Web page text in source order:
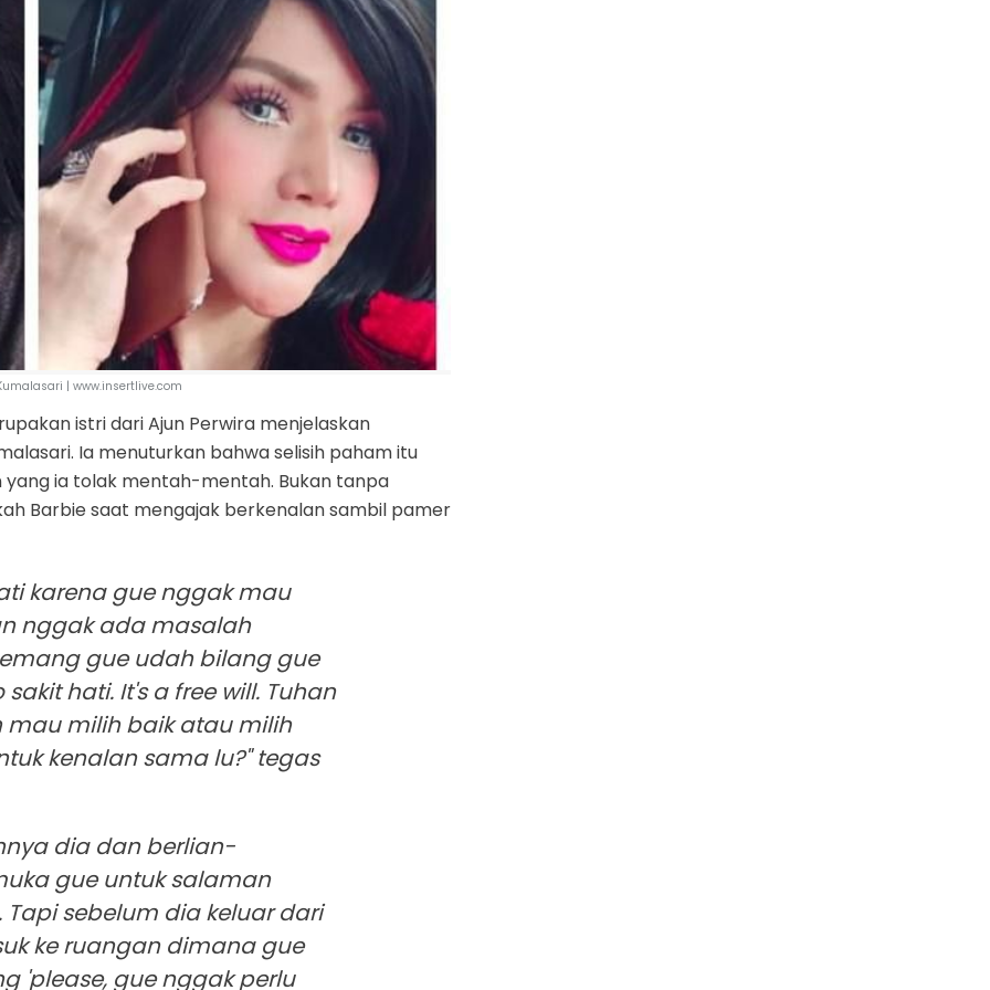
| www.insertlive.com
istri dari Ajun Perwira menjelaskan
Ia menuturkan bahwa selisih paham itu
ia tolak mentah-mentah. Bukan tanpa
Barbie saat mengajak berkenalan sambil pamer
karena gue nggak mau
nggak ada masalah
gue udah bilang gue
hati. It's a free will. Tuhan
milih baik atau milih
kenalan sama lu?" tegas
dia dan berlian-
gue untuk salaman
sebelum dia keluar dari
ke ruangan dimana gue
'please, gue nggak perlu